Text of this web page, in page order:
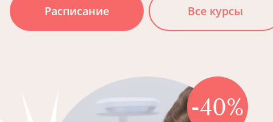
Расписание Все курсы
-40%